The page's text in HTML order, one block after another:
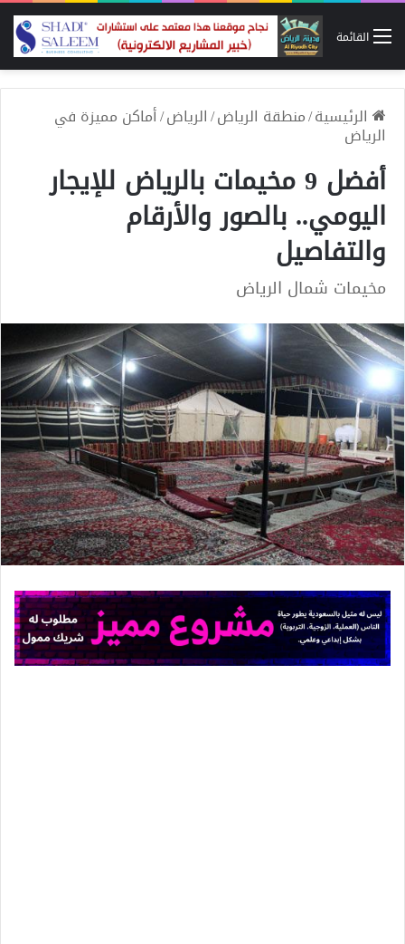
القائمة
الرئيسية/منطقة الرياض/الرياض/أماكن مميزة في
الرياض
أفضل 9 مخيمات بالرياض للإيجار
اليومي.. بالصور والأرقام
والتفاصيل
مخيمات شمال الرياض